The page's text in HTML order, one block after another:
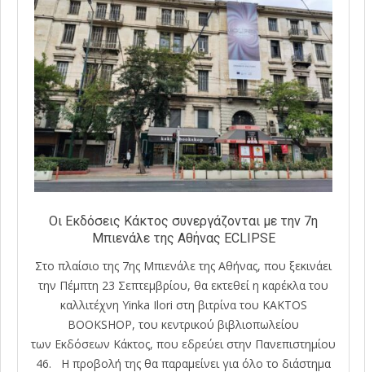
Οι Εκδόσεις Κάκτος συνεργάζονται με την 7η
Μπιενάλε της Αθήνας ECLIPSE
Στο πλαίσιο της 7ης Μπιενάλε της Αθήνας, που ξεκινάει
την Πέμπτη 23 Σεπτεμβρίου, θα εκτεθεί η καρέκλα του
καλλιτέχνη Yinka Ilori στη βιτρίνα του KAKTOS
BOOKSHOP, του κεντρικού βιβλιοπωλείου
των Εκδόσεων Κάκτος, που εδρεύει στην Πανεπιστημίου
46. Η προβολή της θα παραμείνει για όλο το διάστημα